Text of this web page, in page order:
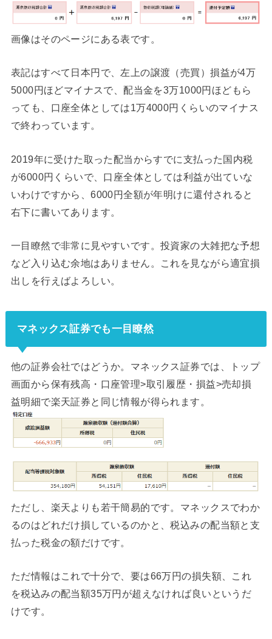
画像はそのページにある表です。
表記はすべて日本円で、左上の譲渡（売買）損益が4万
5000円ほどマイナスで、配当金を3万1000円ほどもら
っても、口座全体としては1万4000円くらいのマイナス
で終わっています。
2019年に受けた取った配当からすでに支払った国内税
が6000円くらいで、口座全体としては利益が出ていな
いわけですから、6000円全額が年明けに還付されると
右下に書いてあります。
一目瞭然で非常に見やすいです。投資家の大雑把な予想
など入り込む余地はありません。これを見ながら適宜損
出しを行えばよろしい。
マネックス証券でも一目瞭然
他の証券会社ではどうか。マネックス証券では、トップ
画面から保有残高・口座管理>取引履歴・損益>売却損
益明細で楽天証券と同じ情報が得られます。
ただし、楽天よりも若干簡易的です。マネックスでわか
るのはどれだけ損しているのかと、税込みの配当額と支
払った税金の額だけです。
ただ情報はこれで十分で、要は66万円の損失額、これ
を税込みの配当額35万円が超えなければ良いというだ
けです。